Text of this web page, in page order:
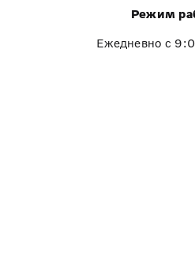
Режим
Ежедневно с